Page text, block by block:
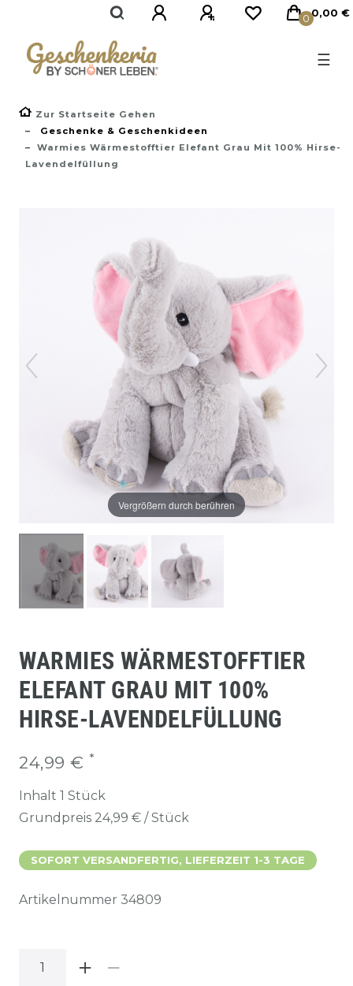
0 0,00 €
☰
Zur Startseite Gehen
Geschenke & Geschenkideen
Warmies Wärmestofftier Elefant Grau Mit 100% Hirse-
Lavendelfüllung
Vergrößern durch berühren
WARMIES WÄRMESTOFFTIER
ELEFANT GRAU MIT 100%
HIRSE-LAVENDELFÜLLUNG
24,99 € *
Inhalt 1 Stück
Grundpreis 24,99 € / Stück
SOFORT VERSANDFERTIG, LIEFERZEIT 1-3 TAGE
Artikelnummer 34809